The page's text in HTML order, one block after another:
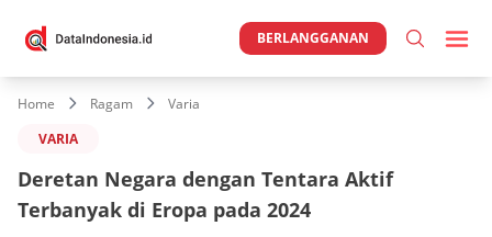
BERLANGGANAN
Home Ragam
Varia
VARIA
Deretan Negara dengan Tentara Aktif
Terbanyak di Eropa pada 2024